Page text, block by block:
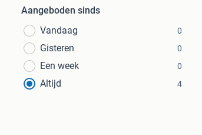
Aangeboden sinds
Vandaag
0
Gisteren 0
Een week 0
Altijd 4